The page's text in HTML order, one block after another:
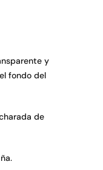
y
fondo del
de